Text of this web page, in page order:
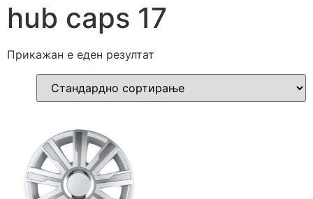
hub caps 17
Прикажан е еден резултат